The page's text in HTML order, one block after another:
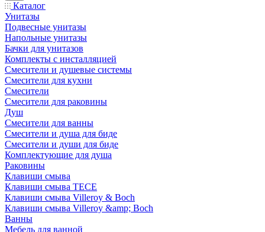
Каталог
Унитазы
Подвесные унитазы
Напольные унитазы
Бачки для унитазов
Комплекты с инсталляцией
Смесители и душевые системы
Смесители для кухни
Смесители
Смесители для раковины
Душ
Смесители для ванны
Смесители и душа для биде
Смесители и души для биде
Комплектующие для душа
Раковины
Клавиши смыва
Клавиши смыва TECE
Клавиши смыва Villeroy & Boch
Клавиши смыва Villeroy &amp; Boch
Ванны
Мебель для ванной